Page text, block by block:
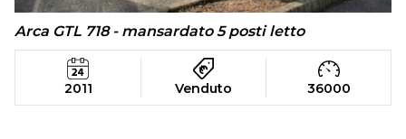
Arca GTL 718 - mansardato 5 posti letto
2011 Venduto 36000